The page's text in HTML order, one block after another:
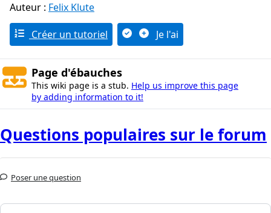
Auteur : Felix Klute
Créer un tutoriel Je l'ai
Page d'ébauches
This wiki page is a stub. Help us improve this page
by adding information to it!
Questions populaires sur le forum
Poser une question